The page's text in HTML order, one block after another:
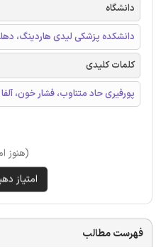
دانشگاه
دانشکده پزشکی لیدی هاردینگ،
کلمات کلیدی
پورفیری حاد متناوب، فشار خون،
(هنوز
فهرست مطالب